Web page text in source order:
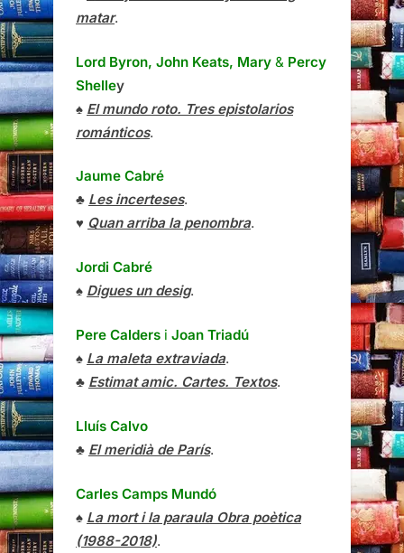
matar.
Lord Byron, John Keats, Mary & Percy
Shelley
♠ El mundo roto. Tres epistolarios
románticos.
Jaume Cabré
♣ Les incerteses.
♥ Quan arriba la penombra.
Jordi Cabré
♠ Digues un desig.
Pere Calders i Joan Triadú
♠ La maleta extraviada.
♣ Estimat amic. Cartes. Textos.
Lluís Calvo
♣ El meridià de París.
Carles Camps Mundó
♠ La mort i la paraula Obra poètica
(1988-2018).